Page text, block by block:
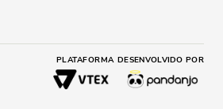
PLATAFORMA DESENVOLVIDO POR